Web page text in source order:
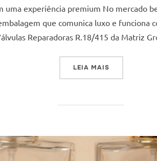
experiência premium No mercado
que comunica luxo e funciona
Reparadoras R.18/415 da Matriz
LEIA MAIS“O DETALHE